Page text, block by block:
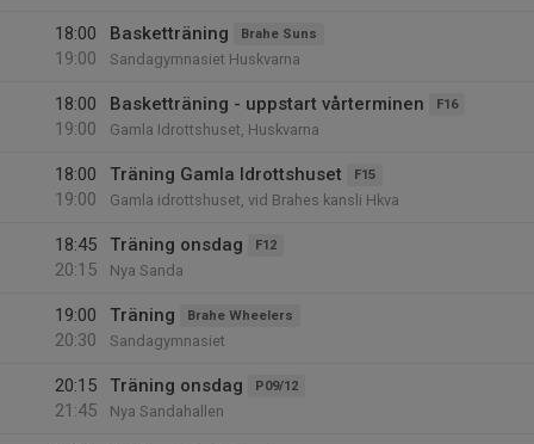
18:00
19:00
Basketträning Brahe Suns
Sandagymnasiet Huskvarna
18:00
19:00
Basketträning - uppstart vårterminen F16
Gamla Idrottshuset, Huskvarna
18:00
19:00
Träning Gamla Idrottshuset F15
Gamla idrottshuset, vid Brahes kansli Hkva
18:45
20:15
Träning onsdag F12
Nya Sanda
19:00
20:30
Träning Brahe Wheelers
Sandagymnasiet
20:15
21:45
Träning onsdag P09/12
Nya Sandahallen